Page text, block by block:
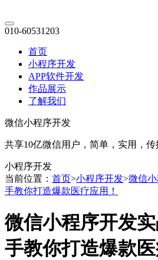
010-60531203
首页
小程序开发
APP软件开发
作品展示
了解我们
微信小程序开发
共享10亿微信用户，简单，实用，传
小程序开发
当前位置： 首页>小程序开发>微信
手教你打造爆款医疗应用！
微信小程序开发
手教你打造爆款医